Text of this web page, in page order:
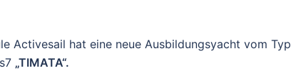
Activesail hat eine neue Ausbildungsyacht vom Typ
„TIMATA“.